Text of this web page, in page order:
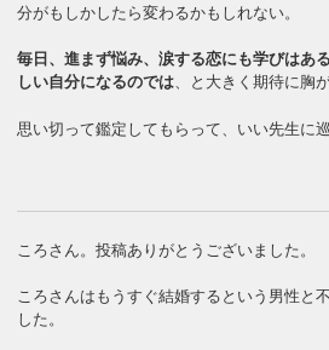
分がもしかしたら変わるかもしれない。
毎日、進まず悩み、涙する恋にも学びはあ
しい自分になるのでは、と大きく期待に胸
思い切って鑑定してもらって、いい先生に
ころさん。投稿ありがとうございました。
ころさんはもうすぐ結婚するという男性と
した。